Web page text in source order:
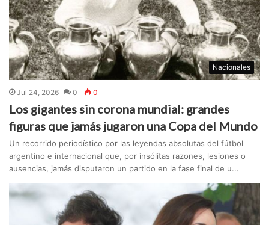
Nacionales
Jul 24, 2026 0 0
Los gigantes sin corona mundial: grandes
figuras que jamás jugaron una Copa del Mundo
Un recorrido periodístico por las leyendas absolutas del fútbol
argentino e internacional que, por insólitas razones, lesiones o
ausencias, jamás disputaron un partido en la fase final de u...